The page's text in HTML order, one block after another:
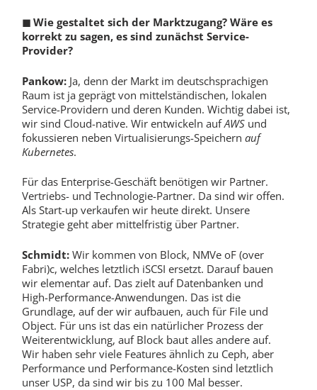
◼ Wie gestaltet sich der Marktzugang? Wäre es
korrekt zu sagen, es sind zunächst Service-
Provider?
Pankow:Ja, denn der Markt im deutschsprachigen
Raum ist ja geprägt von mittelständischen, lokalen
Service-Providern und deren Kunden. Wichtig dabei ist,
wir sind Cloud-native. Wir entwickeln aufAWSund
fokussieren neben Virtualisierungs-Speichern auf
Kubernetes.
Für das Enterprise-Geschäft benötigen wir Partner.
Vertriebs- und Technologie-Partner. Da sind wir offen.
Als Start-up verkaufen wir heute direkt. Unsere
Strategie geht aber mittelfristig über Partner.
Schmidt:Wir kommen von Block, NMVe oF (over
Fabri)c, welches letztlich iSCSI ersetzt. Darauf bauen
wir elementar auf. Das zielt auf Datenbanken und
High-Performance-Anwendungen. Das ist die
Grundlage, auf der wir aufbauen, auch für File und
Object. Für uns ist das ein natürlicher Prozess der
Weiterentwicklung, auf Block baut alles andere auf.
Wir haben sehr viele Features ähnlich zu Ceph, aber
Performance und Performance-Kosten sind letztlich
unser USP, da sind wir bis zu 100 Mal besser.